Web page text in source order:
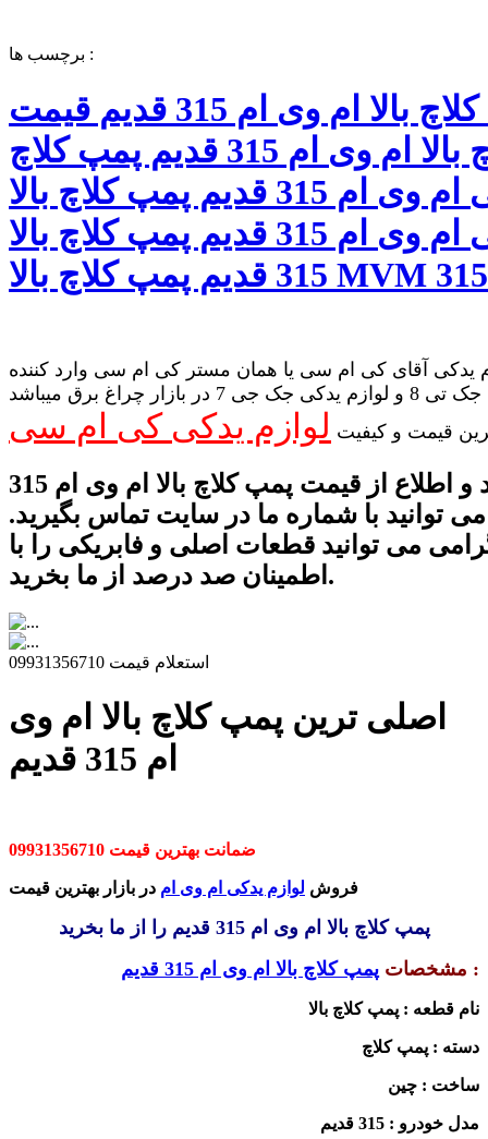
برچسب ها :
پمپ کلاچ بالا ام وی ام 315 قدیم قیمت
پمپ کلاچ بالا ام وی ام 315 قدیم پمپ کلاچ
بالا اصلی ام وی ام 315 قدیم پمپ کلاچ بالا
فابریکی ام وی ام 315 قدیم پمپ کلاچ بالا
یدکی آقای کی ام سی یا همان مستر کی ام سی وارد کننده
لوازم یدکی جک تی 8 و لوازم یدکی جک جی 7 در بازار چراغ برق میباشد
قیمت و کیفیت لوازم یدکی کی ام سی
برای خرید و اطلاع از قیمت پمپ کلاچ بالا ام وی ام 315
توانید با شماره ما در سایت تماس بگیرید.
می توانید قطعات اصلی و فابریکی را با
اطمینان صد درصد از ما بخرید.
استعلام قیمت 09931356710
اصلی ترین پمپ کلاچ بالا ام وی
ام 315 قدیم
ضمانت بهترین قیمت 09931356710
فروش لوازم یدکی ام وی ام در بازار بهترین قیمت
پمپ کلاچ بالا ام وی ام 315 قدیم را از ما بخرید
مشخصات پمپ کلاچ بالا ام وی ام 315 قدیم :
نام قطعه : پمپ کلاچ بالا
دسته : پمپ کلاچ
ساخت : چین
مدل خودرو : 315 قدیم